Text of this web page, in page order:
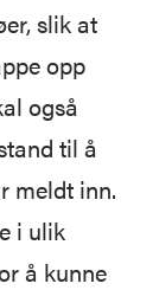
slik at
opp
også
til å
meldt inn.
i ulik
å kunne